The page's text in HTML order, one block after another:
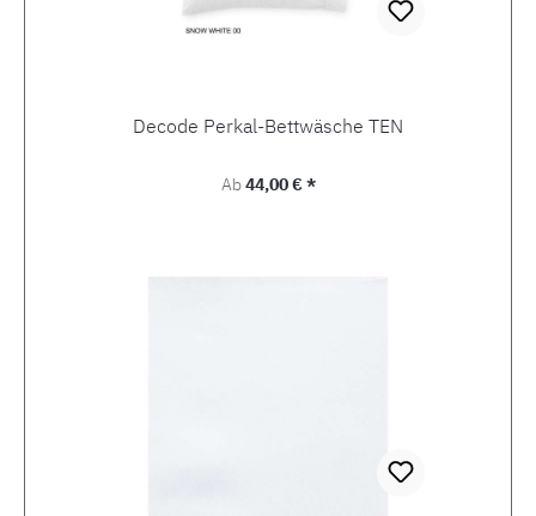
Decode Perkal-Bettwäsche TEN
Regulärer Preis:
Ab44,00 € *